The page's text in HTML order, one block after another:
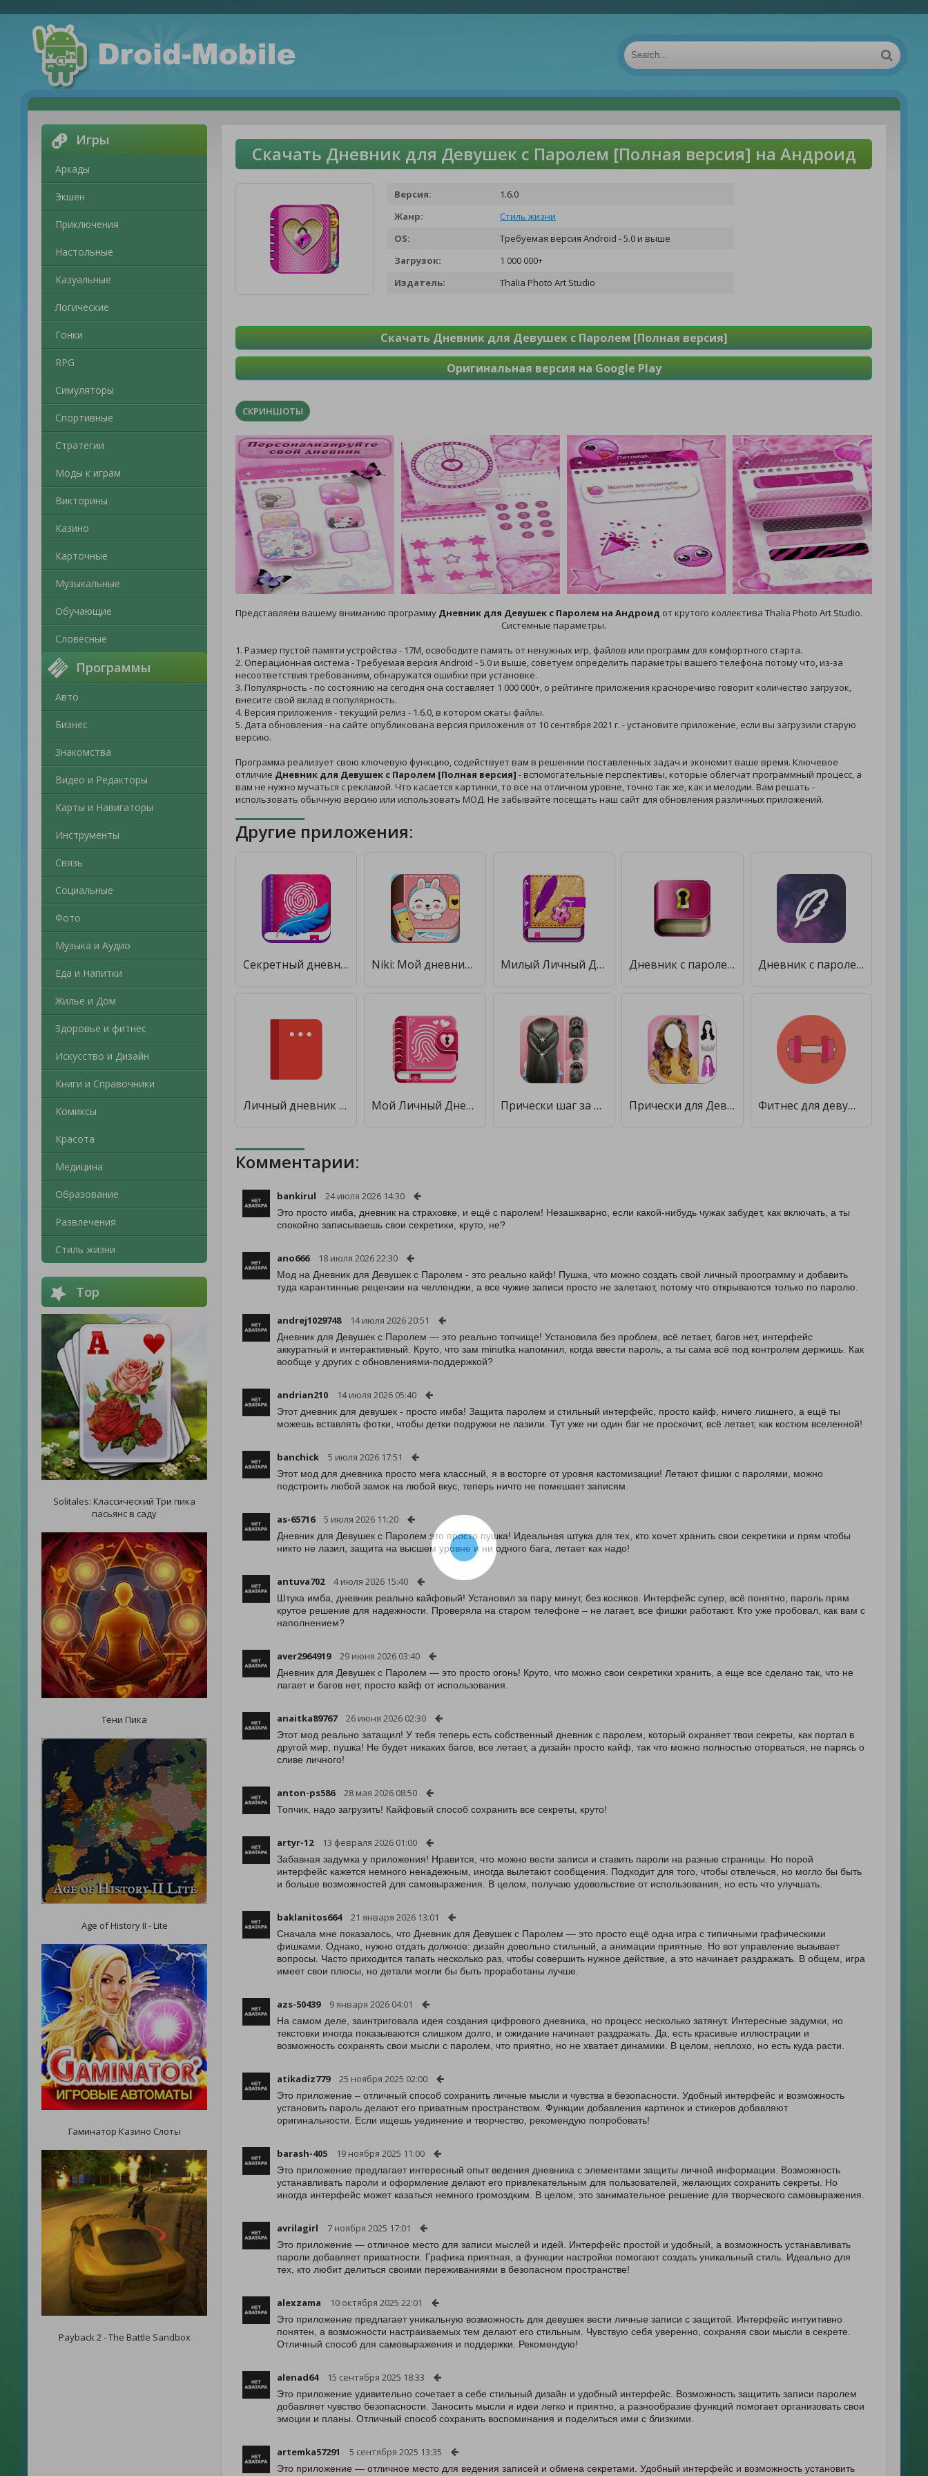
Игры
Аркады
Экшен
Приключения
Настольные
Казуальные
Логические
Гонки
RPG
Симуляторы
Спортивные
Стратегии
Моды к играм
Викторины
Казино
Карточные
Музыкальные
Обучающие
Словесные
Программы
Авто
Бизнес
Знакомства
Видео и Редакторы
Карты и Навигаторы
Инструменты
Связь
Социальные
Фото
Музыка и Аудио
Еда и Напитки
Жилье и Дом
Здоровье и фитнес
Искусство и Дизайн
Книги и Справочники
Комиксы
Красота
Медицина
Образование
Развлечения
Стиль жизни
Top
Solitales: Классический Три пика
пасьянс в саду
Тени Пика
Age of History II - Lite
Гаминатор Казино Слоты
Payback 2 - The Battle Sandbox
Скачать Дневник для Девушек с Паролем [Полная версия] на Андроид
Версия:
1.6.0
Жанр:
Стиль жизни
OS:
Требуемая версия Android - 5.0 и выше
Загрузок:
1 000 000+
Издатель:
Thalia Photo Art Studio
Скачать Дневник для Девушек с Паролем [Полная версия]
Оригинальная версия на Google Play
СКРИНШОТЫ
Представляем вашему вниманию программу Дневник для Девушек с Паролем на Андроид от крутого коллектива Thalia Photo Art Studio.
Системные параметры.
1. Размер пустой памяти устройства - 17M, освободите память от ненужных игр, файлов или программ для комфортного старта.
2. Операционная система - Требуемая версия Android - 5.0 и выше, советуем определить параметры вашего телефона потому что, из-за
несоответствия требованиям, обнаружатся ошибки при установке.
3. Популярность - по состоянию на сегодня она составляет 1 000 000+, о рейтинге приложения красноречиво говорит количество загрузок,
внесите свой вклад в популярность.
4. Версия приложения - текущий релиз - 1.6.0, в котором сжаты файлы.
5. Дата обновления - на сайте опубликована версия приложения от 10 сентября 2021 г. - установите приложение, если вы загрузили старую
версию.
Программа реализует свою ключевую функцию, содействует вам в решеннии поставленных задач и экономит ваше время. Ключевое
отличие Дневник для Девушек с Паролем [Полная версия] - вспомогательные перспективы, которые облегчат программный процесс, а
вам не нужно мучаться с рекламой. Что касается картинки, то все на отличном уровне, точно так же, как и мелодии. Вам решать -
использовать обычную версию или использовать МОД. Не забывайте посещать наш сайт для обновления различных приложений.
Другие приложения:
Секретный дневник с паролем для девочек [Без рекламы] Niki: Мой дневник с паролем [Без рекламы] Милый Личный Дневник [Полная версия] Дневник с паролем [Premium] Дневник с паролем - Записная книжка и Заметки [Без рекламы]
Личный дневник с паролем [Premium] Мой Личный Дневник с Паролем [Полная версия] Прически шаг за шагом для девушек [Premium] Прически для Девушек. Прически для Девочек [Unlocked] Фитнес для девушек (Тренажеры) [Без рекламы]
Комментарии:
bankirul 24 июля 2026 14:30
Это просто имба, дневник на страховке, и ещё с паролем! Незашкварно, если какой-нибудь чужак забудет, как включать, а ты
спокойно записываешь свои секретики, круто, не?
ano666 18 июля 2026 22:30
Мод на Дневник для Девушек с Паролем - это реально кайф! Пушка, что можно создать свой личный проограмму и добавить
туда карантинные рецензии на челленджи, а все чужие записи просто не залетают, потому что открываются только по паролю.
andrej1029748 14 июля 2026 20:51
Дневник для Девушек с Паролем — это реально топчище! Установила без проблем, всё летает, багов нет, интерфейс
аккуратный и интерактивный. Круто, что зам minutka напомнил, когда ввести пароль, а ты сама всё под контролем держишь. Как
вообще у других с обновлениями-поддержкой?
andrian210 14 июля 2026 05:40
Этот дневник для девушек - просто имба! Защита паролем и стильный интерфейс, просто кайф, ничего лишнего, а ещё ты
можешь вставлять фотки, чтобы детки подружки не лазили. Тут уже ни один баг не проскочит, всё летает, как костюм вселенной!
banchick 5 июля 2026 17:51
Этот мод для дневника просто мега классный, я в восторге от уровня кастомизации! Летают фишки с паролями, можно
подстроить любой замок на любой вкус, теперь ничто не помешает записям.
as-65716 5 июля 2026 11:20
Дневник для Девушек с Паролем это просто пушка! Идеальная штука для тех, кто хочет хранить свои секретики и прям чтобы
никто не лазил, защита на высшем уровне и ни одного бага, летает как надо!
antuva702 4 июля 2026 15:40
Штука имба, дневник реально кайфовый! Установил за пару минут, без косяков. Интерфейс супер, всё понятно, пароль прям
крутое решение для надежности. Проверяла на старом телефоне – не лагает, все фишки работают. Кто уже пробовал, как вам с
наполнением?
aver2964919 29 июня 2026 03:40
Дневник для Девушек с Паролем — это просто огонь! Круто, что можно свои секретики хранить, а еще все сделано так, что не
лагает и багов нет, просто кайф от использования.
anaitka89767 26 июня 2026 02:30
Этот мод реально затащил! У тебя теперь есть собственный дневник с паролем, который охраняет твои секреты, как портал в
другой мир, пушка! Не будет никаких багов, все летает, а дизайн просто кайф, так что можно полностью оторваться, не парясь о
сливе личного!
anton-ps586 28 мая 2026 08:50
Топчик, надо загрузить! Кайфовый способ сохранить все секреты, круто!
artyr-12 13 февраля 2026 01:00
Забавная задумка у приложения! Нравится, что можно вести записи и ставить пароли на разные страницы. Но порой
интерфейс кажется немного ненадежным, иногда вылетают сообщения. Подходит для того, чтобы отвлечься, но могло бы быть
и больше возможностей для самовыражения. В целом, получаю удовольствие от использования, но есть что улучшать.
baklanitos664 21 января 2026 13:01
Сначала мне показалось, что Дневник для Девушек с Паролем — это просто ещё одна игра с типичными графическими
фишками. Однако, нужно отдать должное: дизайн довольно стильный, а анимации приятные. Но вот управление вызывает
вопросы. Часто приходится тапать несколько раз, чтобы совершить нужное действие, а это начинает раздражать. В общем, игра
имеет свои плюсы, но детали могли бы быть проработаны лучше.
azs-50439 9 января 2026 04:01
На самом деле, заинтриговала идея создания цифрового дневника, но процесс несколько затянут. Интересные задумки, но
текстовки иногда показываются слишком долго, и ожидание начинает раздражать. Да, есть красивые иллюстрации и
возможность сохранять свои мысли с паролем, что приятно, но не хватает динамики. В целом, неплохо, но есть куда расти.
atikadiz779 25 ноября 2025 02:00
Это приложение – отличный способ сохранить личные мысли и чувства в безопасности. Удобный интерфейс и возможность
установить пароль делают его приватным пространством. Функции добавления картинок и стикеров добавляют
оригинальности. Если ищешь уединение и творчество, рекомендую попробовать!
barash-405 19 ноября 2025 11:00
Это приложение предлагает интересный опыт ведения дневника с элементами защиты личной информации. Возможность
устанавливать пароли и оформление делают его привлекательным для пользователей, желающих сохранить секреты. Но
иногда интерфейс может казаться немного громоздким. В целом, это занимательное решение для творческого самовыражения.
avrilagirl 7 ноября 2025 17:01
Это приложение — отличное место для записи мыслей и идей. Интерфейс простой и удобный, а возможность устанавливать
пароли добавляет приватности. Графика приятная, а функции настройки помогают создать уникальный стиль. Идеально для
тех, кто любит делиться своими переживаниями в безопасном пространстве!
alexzama 10 октября 2025 22:01
Это приложение предлагает уникальную возможность для девушек вести личные записи с защитой. Интерфейс интуитивно
понятен, а возможности настраиваемых тем делают его стильным. Чувствую себя уверенно, сохраняя свои мысли в секрете.
Отличный способ для самовыражения и поддержки. Рекомендую!
alenad64 15 сентября 2025 18:33
Это приложение удивительно сочетает в себе стильный дизайн и удобный интерфейс. Возможность защитить записи паролем
добавляет чувство безопасности. Заносить мысли и идеи легко и приятно, а разнообразие функций помогает организовать свои
эмоции и планы. Отличный способ сохранить воспоминания и поделиться ими с близкими.
artemka57291 5 сентября 2025 13:35
Это приложение — отличное место для ведения записей и обмена секретами. Удобный интерфейс и возможность установить